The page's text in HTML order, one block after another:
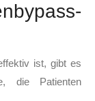
ist, gibt es
die Patienten